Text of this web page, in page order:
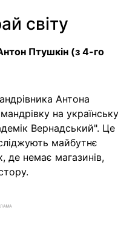
світу
Птушкін (з 4-го
Антона
на українську
Вернадський". Це
майбутнє
де немає магазинів,